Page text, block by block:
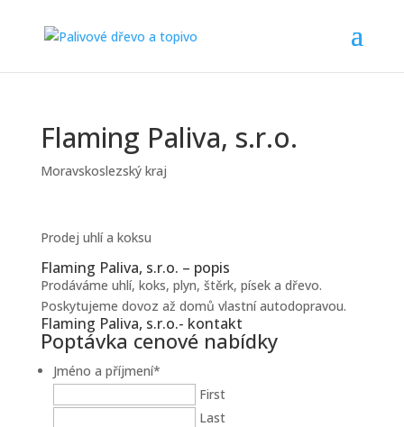
Flaming Paliva, s.r.o.
Moravskoslezský kraj
Prodej uhlí a koksu
Flaming Paliva, s.r.o. – popis
Prodáváme uhlí, koks, plyn, štěrk, písek a dřevo.
Poskytujeme dovoz až domů vlastní autodopravou.
Flaming Paliva, s.r.o.- kontakt
Poptávka cenové nabídky
Jméno a příjmení*
First
Last